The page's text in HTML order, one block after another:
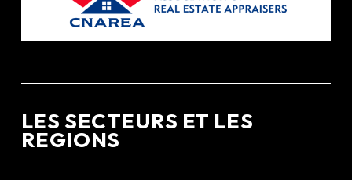
LES SECTEURS ET LES
REGIONS